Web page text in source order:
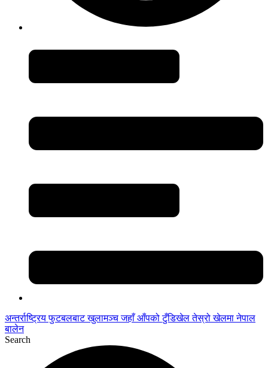
अन्तर्राष्ट्रिय फुटबलबाट खुलामञ्च जहाँ आँपको टुँडिखेल तेस्रो खेलमा नेपाल
बालेन
Search